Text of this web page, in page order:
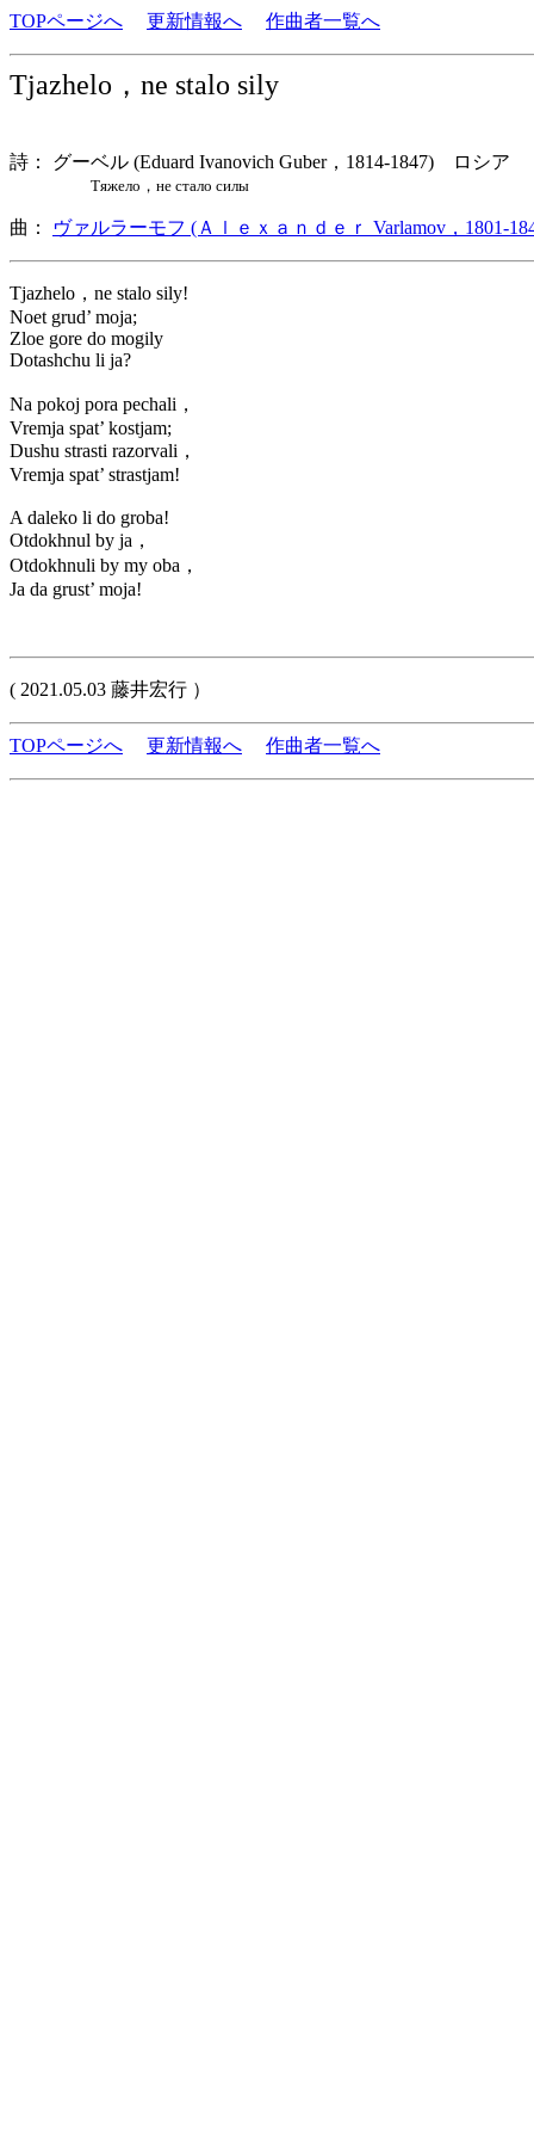
TOPページへ 更新情報へ 作曲者一覧へ
Tjazhelo，ne stalo sily
詩： グーベル (Eduard Ivanovich Guber，1814-1847) ロシア
Тяжело，не стало силы
曲： ヴァルラーモフ (Ａｌｅｘａｎｄｅｒ Varlamov，1801-
Tjazhelo，ne stalo sily!
Noet grud’ moja;
Zloe gore do mogily
Dotashchu li ja?
Na pokoj pora pechali，
Vremja spat’ kostjam;
Dushu strasti razorvali，
Vremja spat’ strastjam!
A daleko li do groba!
Otdokhnul by ja，
Otdokhnuli by my oba，
Ja da grust’ moja!
( 2021.05.03 藤井宏行 ）
TOPページへ 更新情報へ 作曲者一覧へ